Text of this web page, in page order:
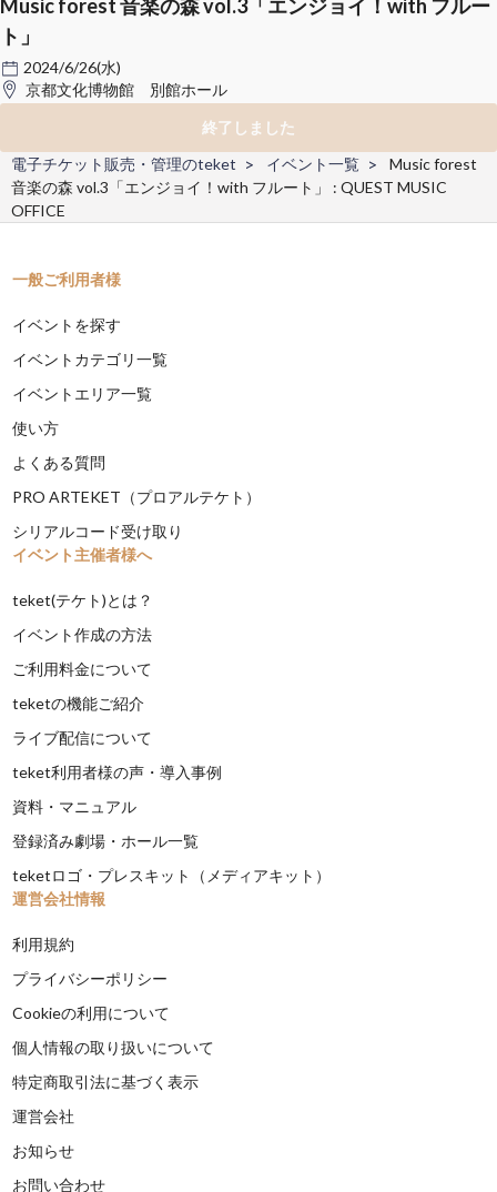
Music forest 音楽の森 vol.3「エンジョイ！with フルー
ト」
2024/6/26(水)
京都文化博物館 別館ホール
終了しました
電子チケット販売・管理のteket
イベント一覧
Music forest
音楽の森 vol.3「エンジョイ！with フルート」 : QUEST MUSIC
OFFICE
一般ご利用者様
イベントを探す
イベントカテゴリ一覧
イベントエリア一覧
使い方
よくある質問
PRO ARTEKET（プロアルテケト）
シリアルコード受け取り
イベント主催者様へ
teket(テケト)とは？
イベント作成の方法
ご利用料金について
teketの機能ご紹介
ライブ配信について
teket利用者様の声・導入事例
資料・マニュアル
登録済み劇場・ホール一覧
teketロゴ・プレスキット（メディアキット）
運営会社情報
利用規約
プライバシーポリシー
Cookieの利用について
個人情報の取り扱いについて
特定商取引法に基づく表示
運営会社
お知らせ
お問い合わせ